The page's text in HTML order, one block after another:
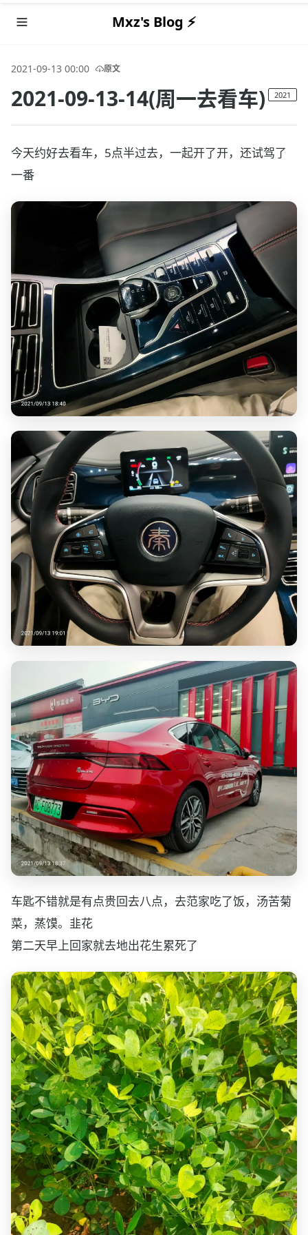
Mxz's Blog ⚡️
2021-09-13 00:00 原文
2021-09-13-14(周一去看车) 2021
今天约好去看车，5点半过去，一起开了开，还试驾了
一番
车匙不错就是有点贵回去八点，去范家吃了饭，汤苦菊
菜，蒸馍。韭花
第二天早上回家就去地出花生累死了